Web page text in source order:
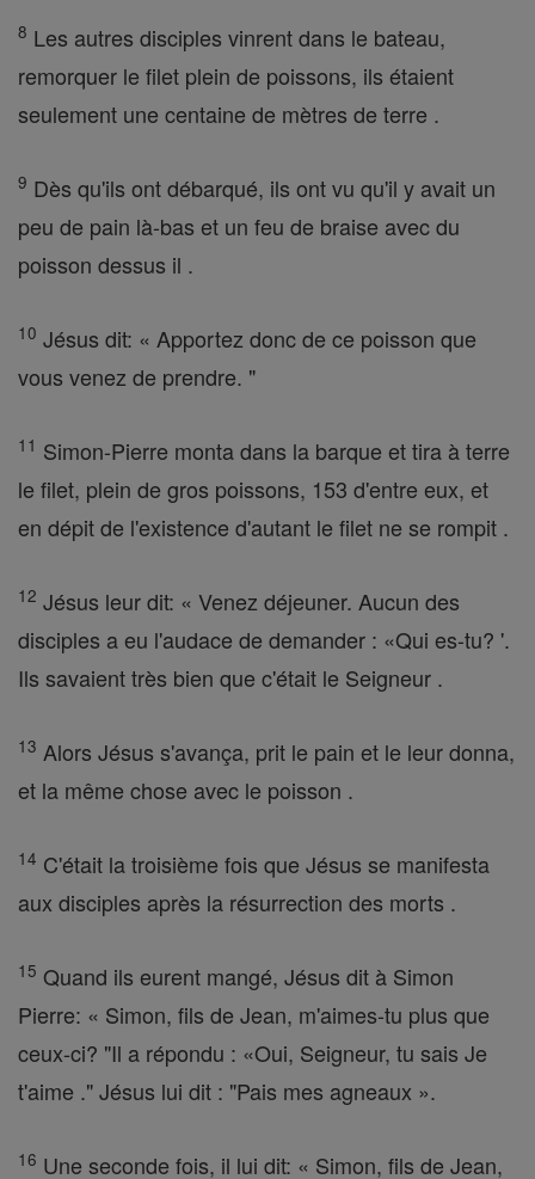
8 Les autres disciples vinrent dans le bateau,
remorquer le filet plein de poissons, ils étaient
seulement une centaine de mètres de terre .
9 Dès qu'ils ont débarqué, ils ont vu qu'il y avait un
peu de pain là-bas et un feu de braise avec du
poisson dessus il .
10 Jésus dit: « Apportez donc de ce poisson que
vous venez de prendre. "
11 Simon-Pierre monta dans la barque et tira à terre
le filet, plein de gros poissons, 153 d'entre eux, et
en dépit de l'existence d'autant le filet ne se rompit .
12 Jésus leur dit: « Venez déjeuner. Aucun des
disciples a eu l'audace de demander : «Qui es-tu? '.
Ils savaient très bien que c'était le Seigneur .
13 Alors Jésus s'avança, prit le pain et le leur donna,
et la même chose avec le poisson .
14 C'était la troisième fois que Jésus se manifesta
aux disciples après la résurrection des morts .
15 Quand ils eurent mangé, Jésus dit à Simon
Pierre: « Simon, fils de Jean, m'aimes-tu plus que
ceux-ci? "Il a répondu : «Oui, Seigneur, tu sais Je
t'aime ." Jésus lui dit : "Pais mes agneaux ».
16 Une seconde fois, il lui dit: « Simon, fils de Jean,